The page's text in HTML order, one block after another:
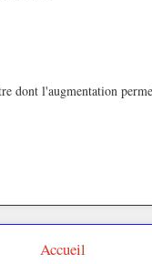
dont l'augmentation
Accueil